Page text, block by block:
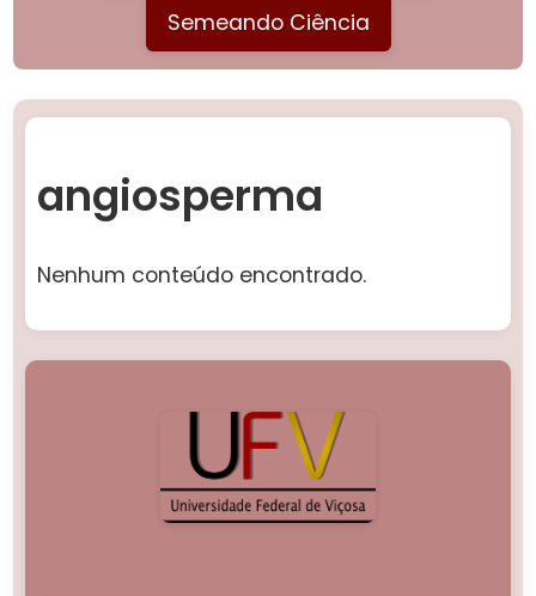
Semeando Ciência
angiosperma
Nenhum conteúdo encontrado.